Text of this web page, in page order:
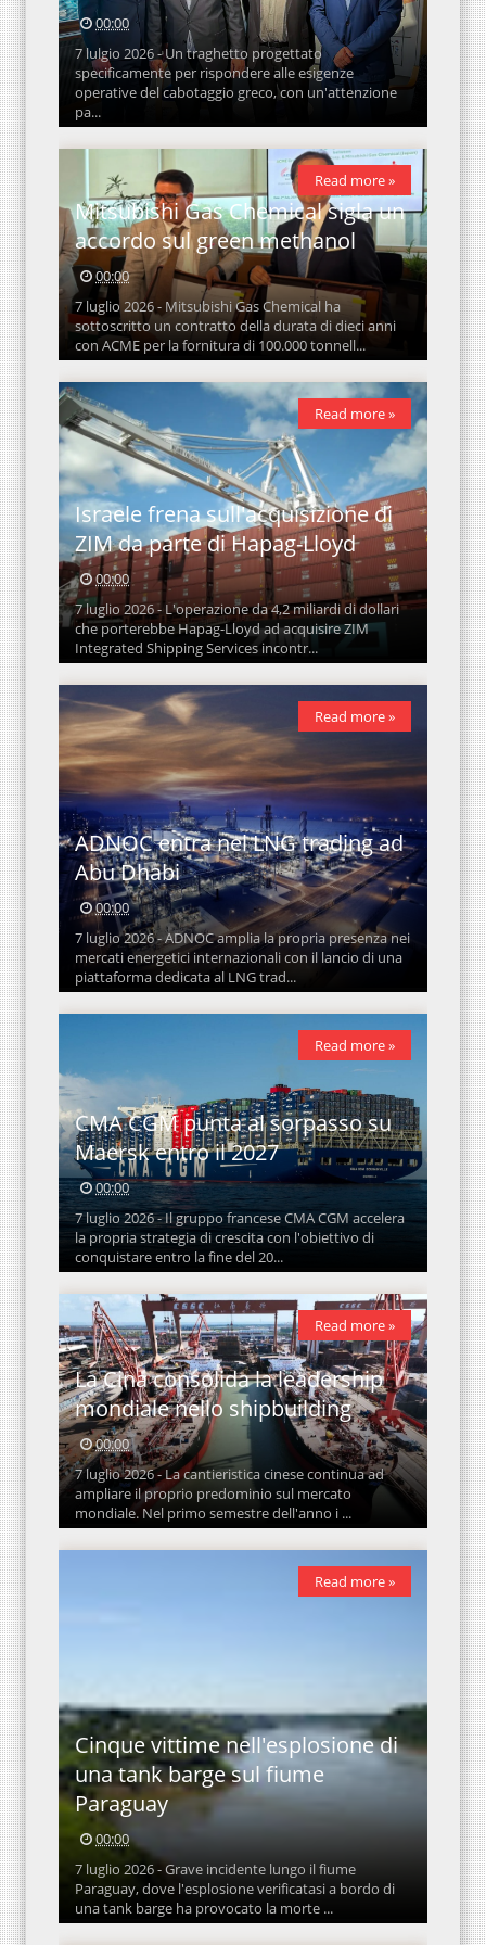
00:00
7 lulgio 2026 - Un traghetto progettato
specificamente per rispondere alle esigenze
operative del cabotaggio greco, con un'attenzione
pa...
Mitsubishi Gas Chemical sigla un
accordo sul green methanol
00:00
7 luglio 2026 - Mitsubishi Gas Chemical ha
sottoscritto un contratto della durata di dieci anni
con ACME per la fornitura di 100.000 tonnell...
Read more »
Israele frena sull'acquisizione di
ZIM da parte di Hapag-Lloyd
00:00
7 luglio 2026 - L'operazione da 4,2 miliardi di dollari
che porterebbe Hapag-Lloyd ad acquisire ZIM
Integrated Shipping Services incontr...
Read more »
ADNOC entra nel LNG trading ad
Abu Dhabi
00:00
7 luglio 2026 - ADNOC amplia la propria presenza nei
mercati energetici internazionali con il lancio di una
piattaforma dedicata al LNG trad...
Read more »
CMA CGM punta al sorpasso su
Maersk entro il 2027
00:00
7 luglio 2026 - Il gruppo francese CMA CGM accelera
la propria strategia di crescita con l'obiettivo di
conquistare entro la fine del 20...
Read more »
La Cina consolida la leadership
mondiale nello shipbuilding
00:00
7 luglio 2026 - La cantieristica cinese continua ad
ampliare il proprio predominio sul mercato
mondiale. Nel primo semestre dell'anno i ...
Read more »
Cinque vittime nell'esplosione di
una tank barge sul fiume
Paraguay
00:00
7 luglio 2026 - Grave incidente lungo il fiume
Paraguay, dove l'esplosione verificatasi a bordo di
una tank barge ha provocato la morte ...
Read more »